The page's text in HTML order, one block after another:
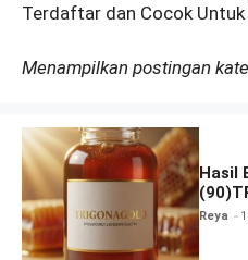
Terdaftar dan Cocok
Menampilkan postingan
Hasil
dan
Reya